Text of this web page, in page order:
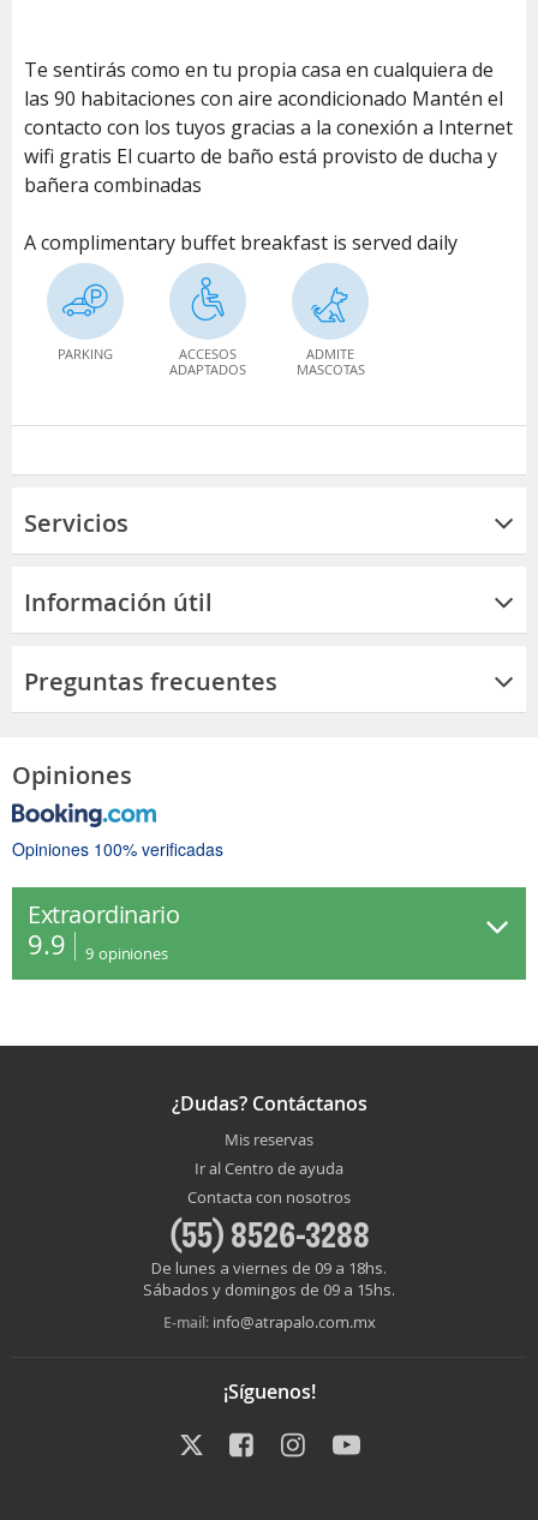
Te sentirás como en tu propia casa en cualquiera de
las 90 habitaciones con aire acondicionado Mantén el
contacto con los tuyos gracias a la conexión a Internet
wifi gratis El cuarto de baño está provisto de ducha y
bañera combinadas
A complimentary buffet breakfast is served daily
PARKING
ACCESOS
ADAPTADOS
ADMITE
MASCOTAS
Servicios
Información útil
Preguntas frecuentes
Opiniones
Opiniones 100% verificadas
Extraordinario
9.9 9 opiniones
¿Dudas? Contáctanos
Mis reservas
Ir al Centro de ayuda
Contacta con nosotros
(55) 8526-3288
De lunes a viernes de 09 a 18hs.
Sábados y domingos de 09 a 15hs.
E-mail: info@atrapalo.com.mx
¡Síguenos!